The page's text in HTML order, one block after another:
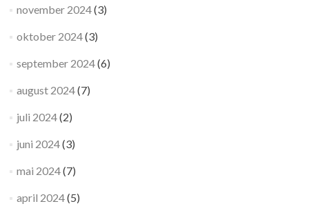
november 2024(3)
oktober 2024(3)
september 2024(6)
august 2024(7)
juli 2024(2)
juni 2024(3)
mai 2024(7)
april 2024(5)